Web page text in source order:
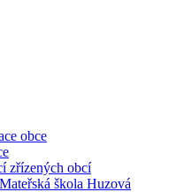
obce
zřízených obcí
škola Huzová